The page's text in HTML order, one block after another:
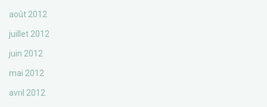
août 2012
juillet 2012
juin 2012
mai 2012
avril 2012